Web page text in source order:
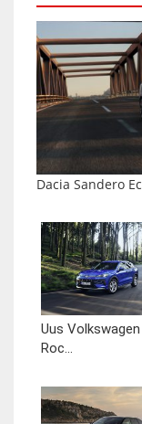
Dacia Sandero
Uus
Roc...